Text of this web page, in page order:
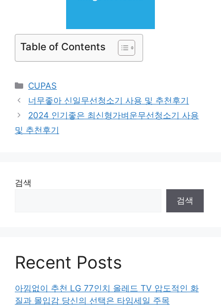
Table of Contents
Categories
CUPAS
너무좋아 신일무선청소기 사용 및 추천후기
2024 인기좋은 최신형가벼운무선청소기 사용
및 추천후기
검색
검색
Recent Posts
아낌없이 추천 LG 77인치 올레드 TV 압도적인 화
질과 몰입감 당신의 선택은 타임세일 주목